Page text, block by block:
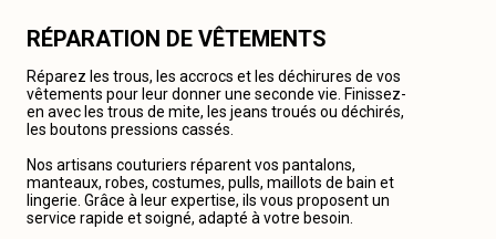
RÉPARATION DE VÊTEMENTS
Réparez les trous, les accrocs et les déchirures de vos
vêtements pour leur donner une seconde vie. Finissez-
en avec les trous de mite, les jeans troués ou déchirés,
les boutons pressions cassés.
Nos artisans couturiers réparent vos pantalons,
manteaux, robes, costumes, pulls, maillots de bain et
lingerie. Grâce à leur expertise, ils vous proposent un
service rapide et soigné, adapté à votre besoin.